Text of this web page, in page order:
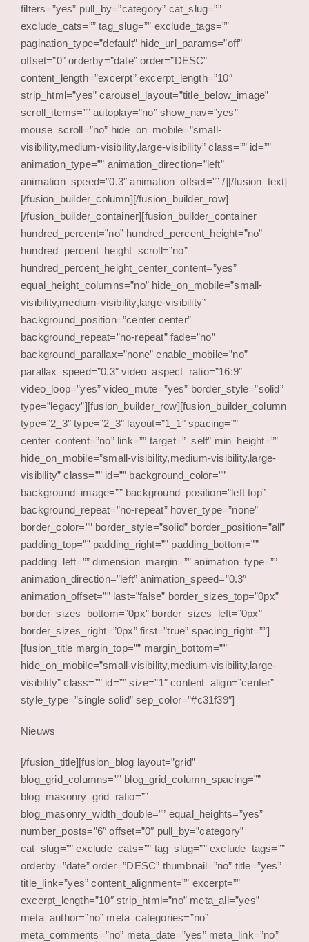
filters=”yes” pull_by=”category” cat_slug=””
exclude_cats=”” tag_slug=”” exclude_tags=””
pagination_type=”default” hide_url_params=”off”
offset=”0″ orderby=”date” order=”DESC”
content_length=”excerpt” excerpt_length=”10″
strip_html=”yes” carousel_layout=”title_below_image”
scroll_items=”” autoplay=”no” show_nav=”yes”
mouse_scroll=”no” hide_on_mobile=”small-
visibility,medium-visibility,large-visibility” class=”” id=””
animation_type=”” animation_direction=”left”
animation_speed=”0.3″ animation_offset=”” /][/fusion_text]
[/fusion_builder_column][/fusion_builder_row]
[/fusion_builder_container][fusion_builder_container
hundred_percent=”no” hundred_percent_height=”no”
hundred_percent_height_scroll=”no”
hundred_percent_height_center_content=”yes”
equal_height_columns=”no” hide_on_mobile=”small-
visibility,medium-visibility,large-visibility”
background_position=”center center”
background_repeat=”no-repeat” fade=”no”
background_parallax=”none” enable_mobile=”no”
parallax_speed=”0.3″ video_aspect_ratio=”16:9″
video_loop=”yes” video_mute=”yes” border_style=”solid”
type=”legacy”][fusion_builder_row][fusion_builder_column
type=”2_3″ type=”2_3″ layout=”1_1″ spacing=””
center_content=”no” link=”” target=”_self” min_height=””
hide_on_mobile=”small-visibility,medium-visibility,large-
visibility” class=”” id=”” background_color=””
background_image=”” background_position=”left top”
background_repeat=”no-repeat” hover_type=”none”
border_color=”” border_style=”solid” border_position=”all”
padding_top=”” padding_right=”” padding_bottom=””
padding_left=”” dimension_margin=”” animation_type=””
animation_direction=”left” animation_speed=”0.3″
animation_offset=”” last=”false” border_sizes_top=”0px”
border_sizes_bottom=”0px” border_sizes_left=”0px”
border_sizes_right=”0px” first=”true” spacing_right=””]
[fusion_title margin_top=”” margin_bottom=””
hide_on_mobile=”small-visibility,medium-visibility,large-
visibility” class=”” id=”” size=”1″ content_align=”center”
style_type=”single solid” sep_color=”#c31f39″]
Nieuws
[/fusion_title][fusion_blog layout=”grid”
blog_grid_columns=”” blog_grid_column_spacing=””
blog_masonry_grid_ratio=””
blog_masonry_width_double=”” equal_heights=”yes”
number_posts=”6″ offset=”0″ pull_by=”category”
cat_slug=”” exclude_cats=”” tag_slug=”” exclude_tags=””
orderby=”date” order=”DESC” thumbnail=”no” title=”yes”
title_link=”yes” content_alignment=”” excerpt=””
excerpt_length=”10″ strip_html=”no” meta_all=”yes”
meta_author=”no” meta_categories=”no”
meta_comments=”no” meta_date=”yes” meta_link=”no”